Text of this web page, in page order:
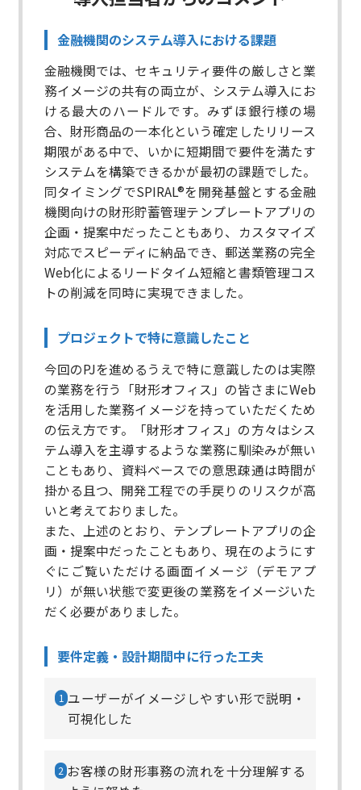
金融機関のシステム導入における課題​
金融機関では、セキュリティ要件の厳しさと業
務イメージの共有の両立が、システム導入にお
ける最大のハードルです。みずほ銀行様の場
合、財形商品の一本化という確定したリリース
期限がある中で、いかに短期間で要件を満たす
システムを構築できるかが最初の課題でした。
同タイミングでSPIRAL®を開発基盤とする金融
機関向けの財形貯蓄管理テンプレートアプリの
企画・提案中だったこともあり、カスタマイズ
対応でスピーディに納品でき、郵送業務の完全
Web化によるリードタイム短縮と書類管理コス
トの削減を同時に実現できました。​
プロジェクトで特に意識したこと
今回のPJを進めるうえで特に意識したのは実際
の業務を行う「財形オフィス」の皆さまにWeb
を活用した業務イメージを持っていただくため
の伝え方です。​ 「財形オフィス」の方々はシス
テム導入を主導するような業務に馴染みが無い
こともあり、資料ベースでの意思疎通は時間が
掛かる且つ、開発工程での手戻りのリスクが高
いと考えておりました。​
また、上述のとおり、テンプレートアプリの企
画・提案中だったこともあり、現在のようにす
ぐにご覧いただける画面イメージ（デモアプ
リ）が無い状態で変更後の業務をイメージいた
だく必要がありました。​
​要件定義・設計期間中に行った工夫
1 ​ユーザーがイメージしやすい形で説明・
可視化した
2 お客様の財形事務の流れを十分理解する